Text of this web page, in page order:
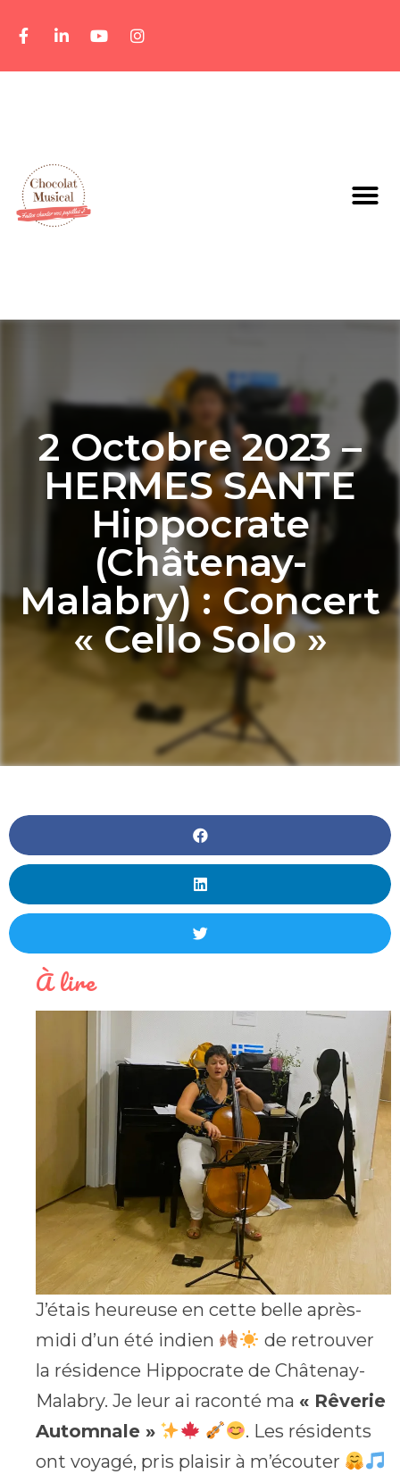
2 Octobre 2023 –
HERMES SANTE
Hippocrate
(Châtenay-
Malabry) : Concert
« Cello Solo »
À lire
J’étais heureuse en cette belle après-
midi d’un été indien
de retrouver
la résidence Hippocrate de Châtenay-
Malabry. Je leur ai raconté ma « Rêverie
Automnale »
. Les résidents
ont voyagé, pris plaisir à m’écouter